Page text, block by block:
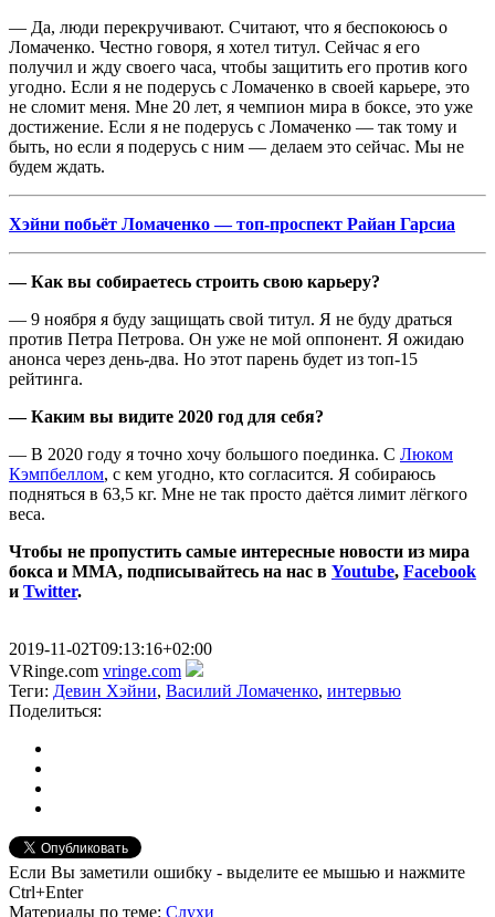
— Да, люди перекручивают. Считают, что я беспокоюсь о
Ломаченко. Честно говоря, я хотел титул. Сейчас я его
получил и жду своего часа, чтобы защитить его против кого
угодно. Если я не подерусь с Ломаченко в своей карьере, это
не сломит меня. Мне 20 лет, я чемпион мира в боксе, это уже
достижение. Если я не подерусь с Ломаченко — так тому и
быть, но если я подерусь с ним — делаем это сейчас. Мы не
будем ждать.
Хэйни побьёт Ломаченко — топ-проспект Райан Гарсиа
— Как вы собираетесь строить свою карьеру?
— 9 ноября я буду защищать свой титул. Я не буду драться
против Петра Петрова. Он уже не мой оппонент. Я ожидаю
анонса через день-два. Но этот парень будет из топ-15
рейтинга.
— Каким вы видите 2020 год для себя?
— В 2020 году я точно хочу большого поединка. С Люком
Кэмпбеллом, с кем угодно, кто согласится. Я собираюсь
подняться в 63,5 кг. Мне не так просто даётся лимит лёгкого
веса.
Чтобы не пропустить самые интересные новости из мира
бокса и ММА, подписывайтесь на нас в Youtube, Facebook
и Twitter.
2019-11-02T09:13:16+02:00
VRinge.com vringe.com
Теги: Девин Хэйни, Василий Ломаченко, интервью
Поделиться:
Если Вы заметили ошибку - выделите ее мышью и нажмите
Ctrl+Enter
Материалы по теме: Слухи